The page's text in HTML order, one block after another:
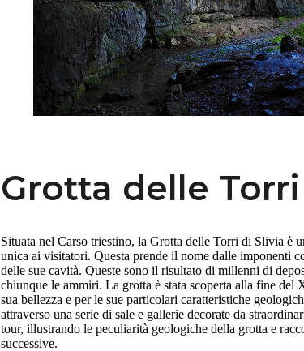
Grotta delle
Situata nel Carso triestino, la Grotta delle Torri di Slivia è
unica ai visitatori. Questa prende il nome dalle imponenti
delle sue cavità. Queste sono il risultato di millenni di
chiunque le ammiri. La grotta è stata scoperta alla fine
sua bellezza e per le sue particolari caratteristiche
attraverso una serie di sale e gallerie decorate da
tour, illustrando le peculiarità geologiche della grotta e
successive.